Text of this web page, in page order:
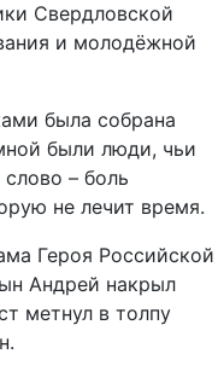
Свердловской
и молодёжной
была собрана
были люди, чьи
– боль
не лечит время.
Героя Российской
Андрей накрыл
метнул в толпу